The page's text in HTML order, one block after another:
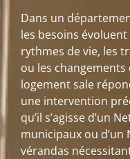
Dans un
les besoins
rythmes de vie, les
ou les
logement sale
une intervention
qu’il s’agisse d’un
municipaux ou
vérandas